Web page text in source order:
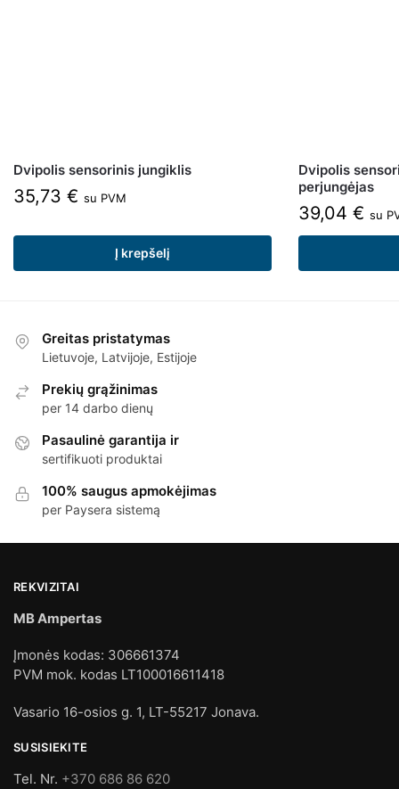
Dvipolis sensorinis jungiklis
35,73 € su PVM
Į krepšelį
Dvipolis
perjungėjas
39,04 € su
Greitas pristatymas
Lietuvoje, Latvijoje, Estijoje
Prekių grąžinimas
per 14 darbo dienų
Pasaulinė garantija ir
sertifikuoti produktai
100% saugus apmokėjimas
per Paysera sistemą
REKVIZITAI
MB Ampertas
Įmonės kodas: 306661374
PVM mok. kodas LT100016611418
Vasario 16-osios g. 1, LT-55217 Jonava.
SUSISIEKITE
Tel. Nr. +370 686 86 620